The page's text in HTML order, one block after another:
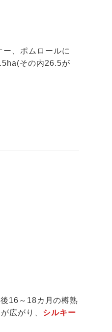
、ポムロールに
その内26.5が
16～18カ月の樽熟
広がり、 シルキー